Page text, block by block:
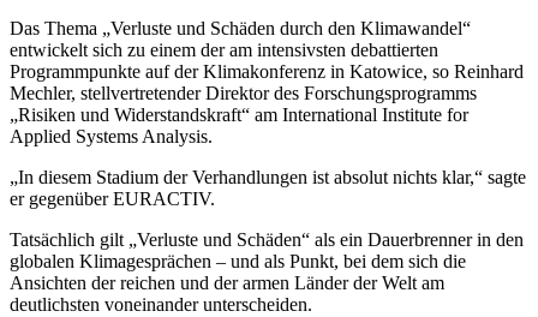
Das Thema „Verluste und Schäden durch den Klimawandel“
entwickelt sich zu einem der am intensivsten debattierten
Programmpunkte auf der Klimakonferenz in Katowice, so Reinhard
Mechler, stellvertretender Direktor des Forschungsprogramms
„Risiken und Widerstandskraft“ am International Institute for
Applied Systems Analysis.
„In diesem Stadium der Verhandlungen ist absolut nichts klar,“ sagte
er gegenüber EURACTIV.
Tatsächlich gilt „Verluste und Schäden“ als ein Dauerbrenner in den
globalen Klimagesprächen – und als Punkt, bei dem sich die
Ansichten der reichen und der armen Länder der Welt am
deutlichsten voneinander unterscheiden.